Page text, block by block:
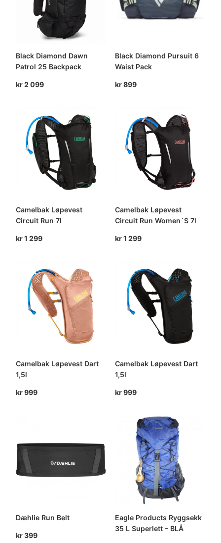
Black Diamond Dawn
Patrol 25 Backpack
kr2 099
Black Diamond Pursuit 6
Waist Pack
kr899
Camelbak Løpevest
Circuit Run 7l
kr1 299
Camelbak Løpevest
Circuit Run Women´S 7l
kr1 299
Camelbak Løpevest Dart
1,5l
kr999
Camelbak Løpevest Dart
1,5l
kr999
Dæhlie Run Belt
kr399
Eagle Products Ryggsekk
35 L Superlett – BLÅ